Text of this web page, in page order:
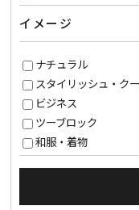
イメージ
ナチュラル
スタイリッシュ・ク
ビジネス
ツーブロック
和服・着物